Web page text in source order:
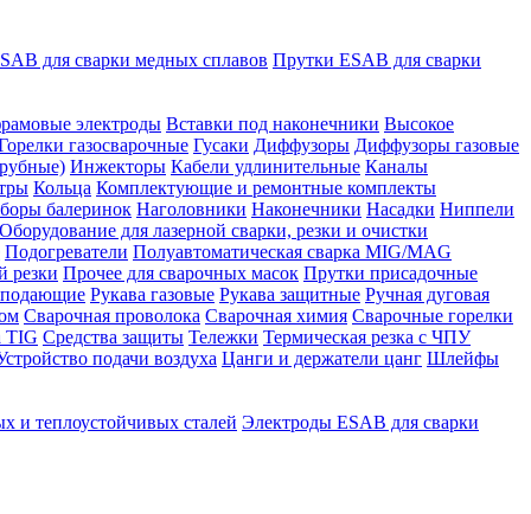
для сварки медных сплавов Прутки ESAB для сварки
электроды Вставки под наконечники Высокое
газосварочные Гусаки Диффузоры Диффузоры газовые
Инжекторы Кабели удлинительные Каналы
Кольца Комплектующие и ремонтные комплекты
балеринок Наголовники Наконечники Насадки Ниппели
Оборудование для лазерной сварки, резки и очистки
Подогреватели Полуавтоматическая сварка MIG/MAG
резки Прочее для сварочных масок Прутки присадочные
Рукава газовые Рукава защитные Ручная дуговая
Сварочная проволока Сварочная химия Сварочные горелки
TIG Средства защиты Тележки Термическая резка с ЧПУ
подачи воздуха Цанги и держатели цанг Шлейфы
и теплоустойчивых сталей Электроды ESAB для сварки